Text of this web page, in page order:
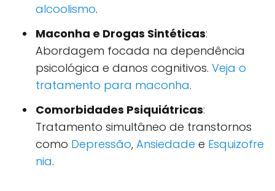
alcoolismo.
Maconha e Drogas Sintéticas:
Abordagem focada na dependência
psicológica e danos cognitivos. Veja o
tratamento para maconha.
Comorbidades Psiquiátricas:
Tratamento simultâneo de transtornos
como Depressão, Ansiedade e Esquizofre
nia.